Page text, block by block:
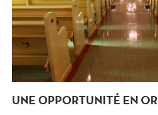
UNE OPPORTUNITÉ EN OR